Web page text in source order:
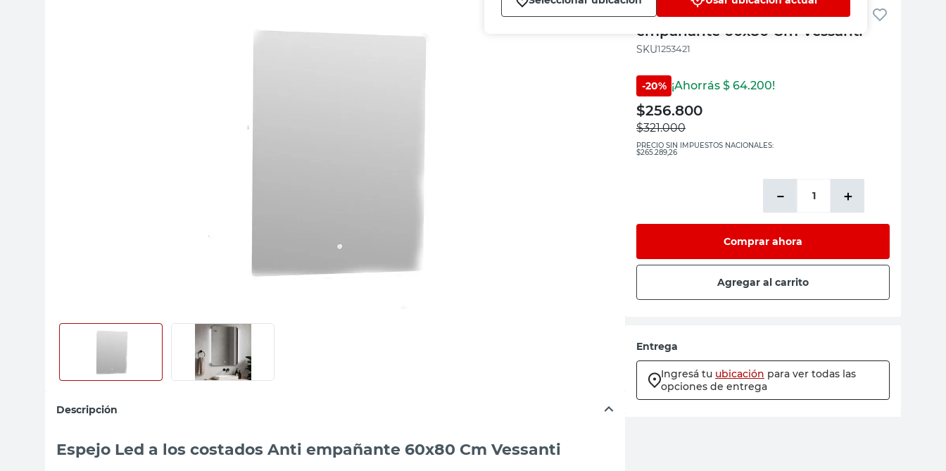
Descripción
Espejo Led a los costados Anti empañante 60x80 Cm Vessanti
Espejo Led a los costados Anti
empañante 60x80 Cm Vessanti
:1253421
-20% ¡Ahorrás $ 64.200!
$256.800
$321.000
PRECIO SIN IMPUESTOS NACIONALES:
$265.289,26
＋
－
Comprar ahora
Agregar al carrito
Entrega
Ingresá tu ubicación para ver todas las
opciones de entrega